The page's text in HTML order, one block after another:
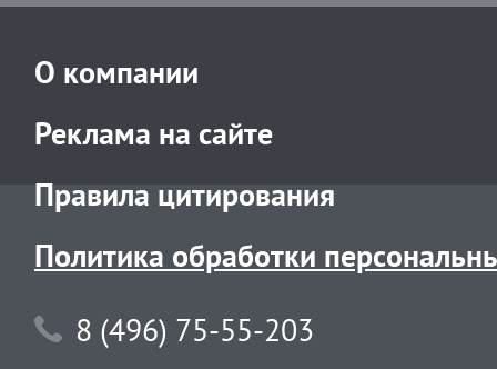
О компании
Реклама на сайте
Правила цитирования
Политика обработки
8 (496) 75-55-203